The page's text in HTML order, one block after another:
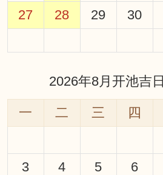
27
28 29 30
2026年8月开池吉日
一 二 三 四
3
4 5 6